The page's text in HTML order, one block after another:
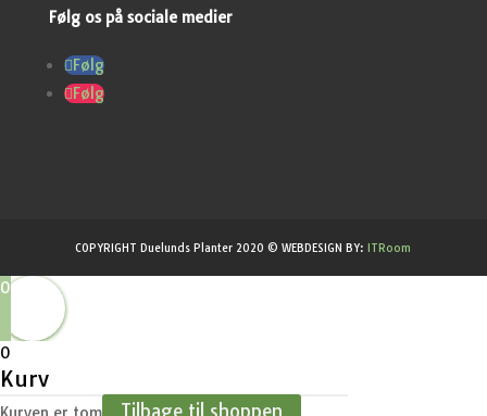
Følg os på sociale medier
Følg
Følg
COPYRIGHT Duelunds Planter 2020 © WEBDESIGN BY: ITRoom
0
0
Kurv